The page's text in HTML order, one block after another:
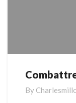
Combattre
Daech
By